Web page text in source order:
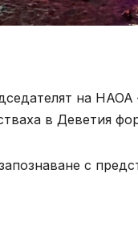
на
в Деветия
с